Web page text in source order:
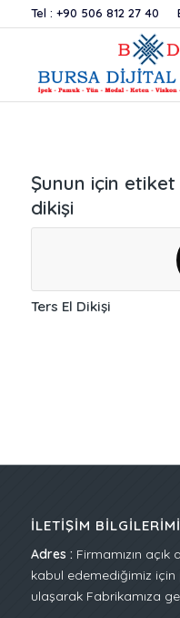
Tel :+90 506 812 27 40
Şunun için etiket
dikişi
Ters El Dikişi
İLETIŞIM
Adres : Firmamızın
kabul edemediğimiz için
ulaşarak Fabrikamıza